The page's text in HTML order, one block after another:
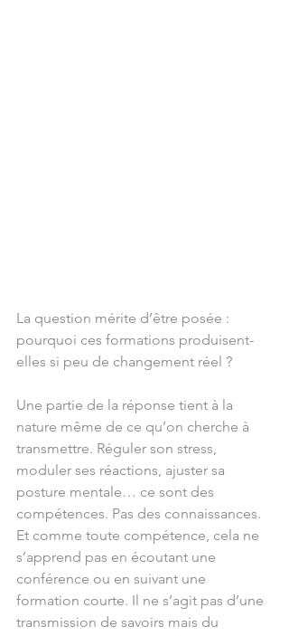
La question mérite d’être posée :
pourquoi ces formations produisent-
elles si peu de changement réel ?
Une partie de la réponse tient à la
nature même de ce qu’on cherche à
transmettre. Réguler son stress,
moduler ses réactions, ajuster sa
posture mentale… ce sont des
compétences. Pas des connaissances.
Et comme toute compétence, cela ne
s’apprend pas en écoutant une
conférence ou en suivant une
formation courte. Il ne s’agit pas d’une
transmission de savoirs mais du